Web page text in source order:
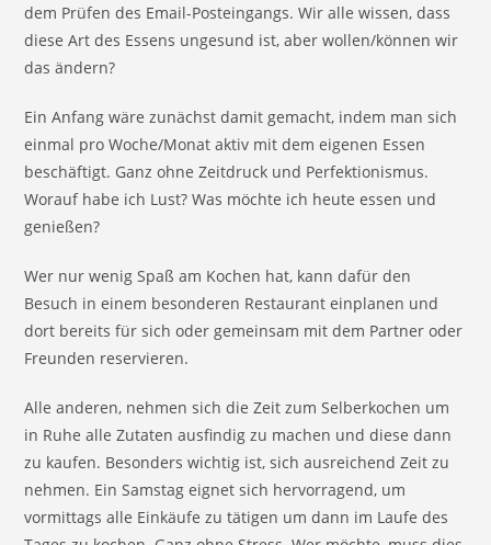
dem Prüfen des Email-Posteingangs. Wir alle wissen, dass
diese Art des Essens ungesund ist, aber wollen/können wir
das ändern?
Ein Anfang wäre zunächst damit gemacht, indem man sich
einmal pro Woche/Monat aktiv mit dem eigenen Essen
beschäftigt. Ganz ohne Zeitdruck und Perfektionismus.
Worauf habe ich Lust? Was möchte ich heute essen und
genießen?
Wer nur wenig Spaß am Kochen hat, kann dafür den
Besuch in einem besonderen Restaurant einplanen und
dort bereits für sich oder gemeinsam mit dem Partner oder
Freunden reservieren.
Alle anderen, nehmen sich die Zeit zum Selberkochen um
in Ruhe alle Zutaten ausfindig zu machen und diese dann
zu kaufen. Besonders wichtig ist, sich ausreichend Zeit zu
nehmen. Ein Samstag eignet sich hervorragend, um
vormittags alle Einkäufe zu tätigen um dann im Laufe des